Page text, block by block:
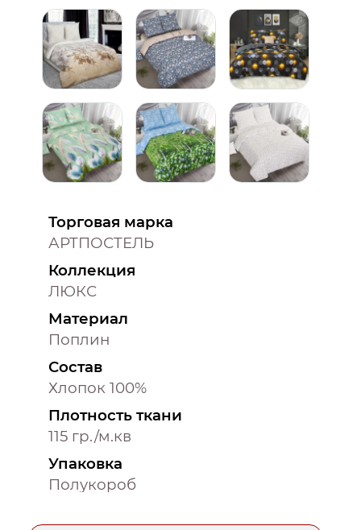
Торговая марка
АРТПОСТЕЛЬ
Коллекция
ЛЮКС
Материал
Поплин
Состав
Хлопок 100%
Плотность ткани
115 гр./м.кв
Упаковка
Полукороб